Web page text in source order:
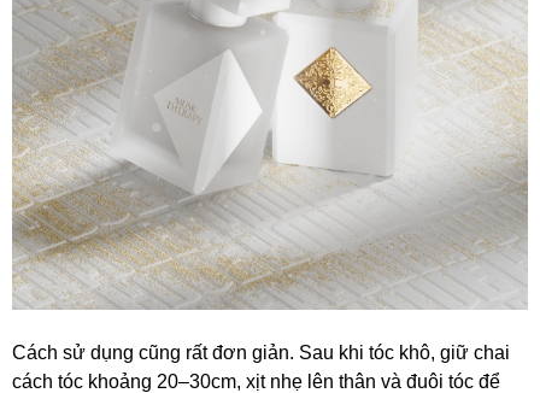
Cách sử dụng cũng rất đơn giản. Sau khi tóc khô, giữ chai
cách tóc khoảng 20–30cm, xịt nhẹ lên thân và đuôi tóc để